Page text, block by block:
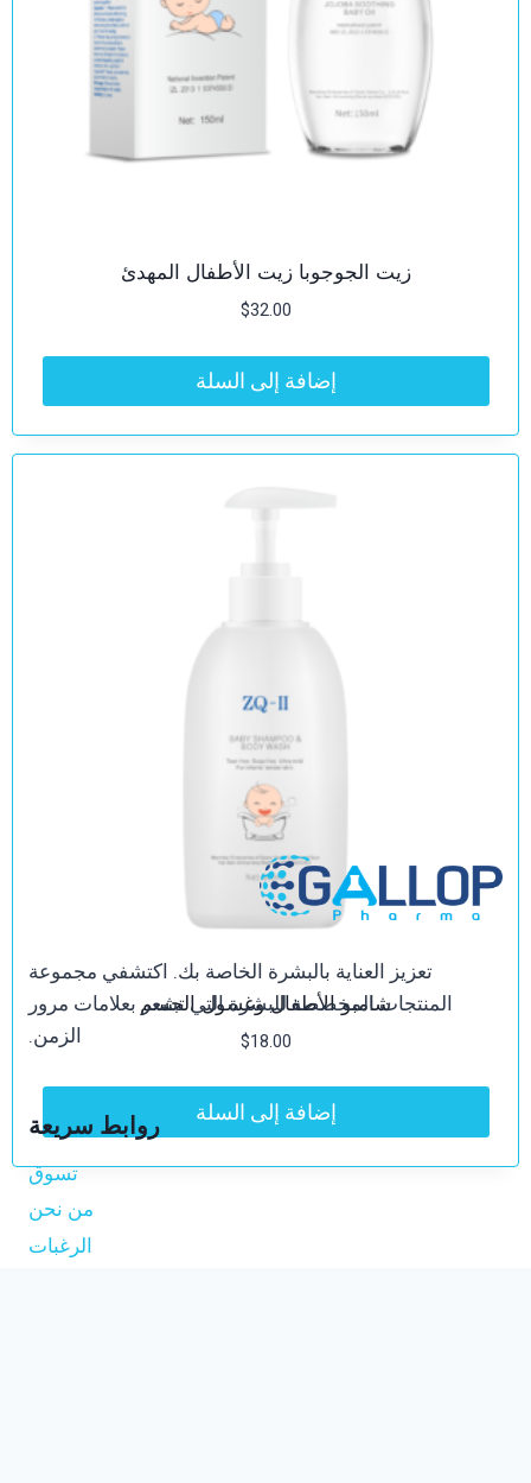
زيت الجوجوبا زيت الأطفال المهدئ
$32.00
إضافة إلى السلة
شامبو الأطفال وغسول الجسم
$18.00
إضافة إلى السلة
تعزيز العناية بالبشرة الخاصة بك. اكتشفي مجموعة
المنتجات المخصصة للبشرة التي تشعر بعلامات مرور
الزمن.
روابط سريعة
تسوق
من نحن
الرغبات